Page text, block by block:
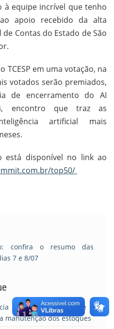
à equipe incrível que tenho
apoio recebido da alta
Contas do Estado de São
TCESP em uma votação, na
votados serão premiados,
de encerramento do AI
encontro que traz as
artificial mais
está disponível no link ao
top50/
confira o resumo das
7 e 8/07
da doação de sangue e
manutenção dos estoques